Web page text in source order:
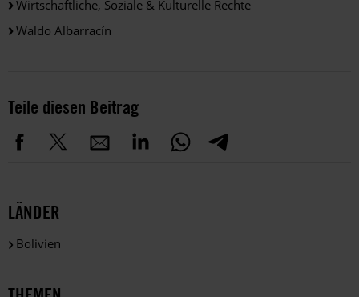
Wirtschaftliche, Soziale & Kulturelle Rechte
Waldo Albarracín
Teile diesen Beitrag
LÄNDER
Bolivien